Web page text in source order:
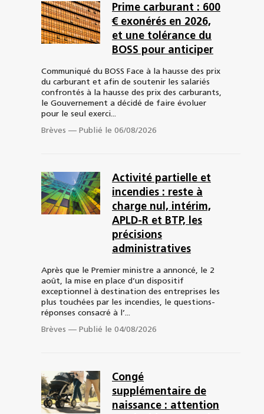
Prime carburant : 600
€ exonérés en 2026,
et une tolérance du
BOSS pour anticiper
Communiqué du BOSS Face à la hausse des prix
du carburant et afin de soutenir les salariés
confrontés à la hausse des prix des carburants,
le Gouvernement a décidé de faire évoluer
pour le seul exerci...
Brèves — Publié le 06/08/2026
Activité partielle et
incendies : reste à
charge nul, intérim,
APLD-R et BTP, les
précisions
administratives
Après que le Premier ministre a annoncé, le 2
août, la mise en place d’un dispositif
exceptionnel à destination des entreprises les
plus touchées par les incendies, le questions-
réponses consacré à l’...
Brèves — Publié le 04/08/2026
Congé
supplémentaire de
naissance : attention